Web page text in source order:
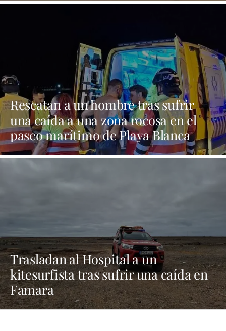
Rescatan a un hombre tras sufrir
una caída a una zona rocosa en el
paseo marítimo de Playa Blanca
Trasladan al Hospital a un
kitesurfista tras sufrir una caída en
Famara